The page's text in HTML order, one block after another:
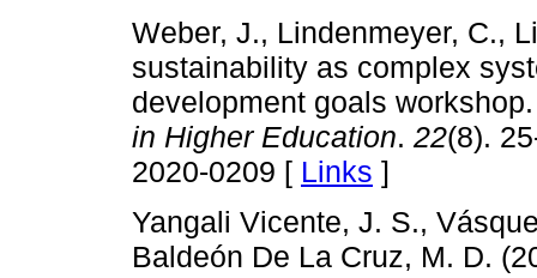
Weber, J., Lindenmeyer, C.,
sustainability as complex
development goals
in Higher Education. 22(8).
2020-0209 [ Links ]
Yangali Vicente, J. S.,
Baldeón De La Cruz, M. D.